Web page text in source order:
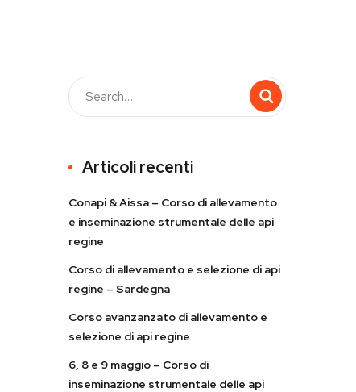
Articoli recenti
Conapi & Aissa – Corso di allevamento
e inseminazione strumentale delle api
regine
Corso di allevamento e selezione di api
regine – Sardegna
Corso avanzanzato di allevamento e
selezione di api regine
6, 8 e 9 maggio – Corso di
inseminazione strumentale delle api